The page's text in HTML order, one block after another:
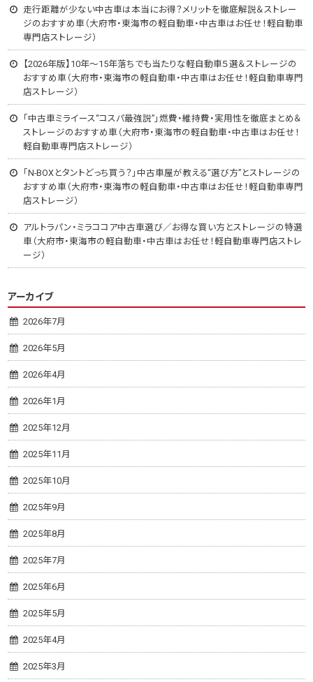
走行距離が少ない中古車は本当にお得？メリットを徹底解説＆ストレー
ジのおすすめ車（大府市・東海市の軽自動車・中古車はお任せ！軽自動車
専門店ストレージ）
【2026年版】10年～15年落ちでも当たりな軽自動車５選＆ストレージの
おすすめ車（大府市・東海市の軽自動車・中古車はお任せ！軽自動車専門
店ストレージ）
「中古車ミライース“コスパ最強説”」燃費・維持費・実用性を徹底まとめ＆
ストレージのおすすめ車（大府市・東海市の軽自動車・中古車はお任せ！
軽自動車専門店ストレージ）
「N-BOXとタントどっち買う？」中古車屋が教える“選び方”とストレージの
おすすめ車（大府市・東海市の軽自動車・中古車はお任せ！軽自動車専門
店ストレージ）
アルトラパン・ミラココア中古車選び／お得な買い方とストレージの特選
車（大府市・東海市の軽自動車・中古車はお任せ！軽自動車専門店ストレ
ージ）
アーカイブ
2026年7月
2026年5月
2026年4月
2026年1月
2025年12月
2025年11月
2025年10月
2025年9月
2025年8月
2025年7月
2025年6月
2025年5月
2025年4月
2025年3月